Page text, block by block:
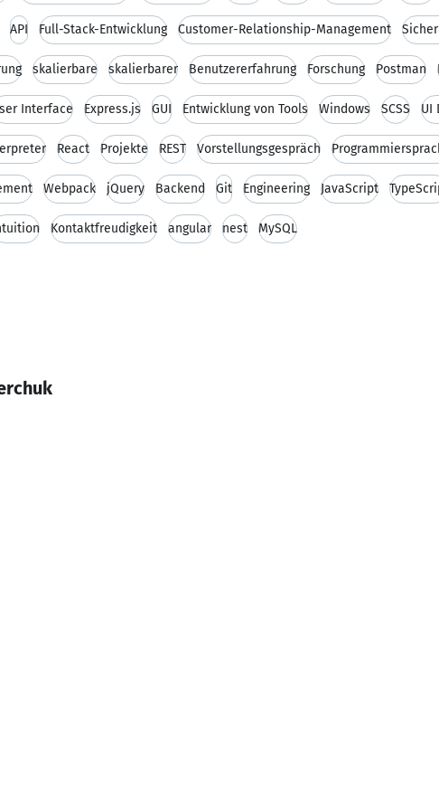
API Full-Stack-Entwicklung Customer-Relationship-Management
skalierbare skalierbarer Benutzererfahrung Forschung Postman
Interface Express.js GUI Entwicklung von Tools Windows SCSS UI
React Projekte REST Vorstellungsgespräch
Webpack jQuery Backend Git Engineering JavaScript
Kontaktfreudigkeit angular nest MySQL